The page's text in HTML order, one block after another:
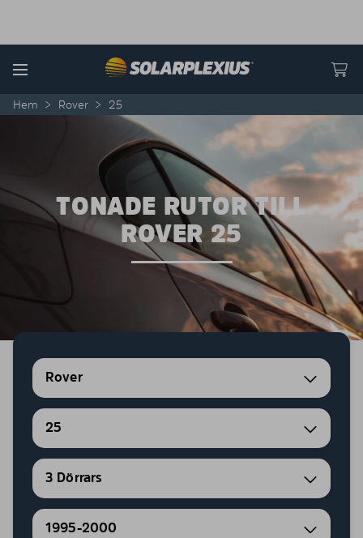
Menu
Hem > Rover > 25
TONADE RUTOR TILL
ROVER 25
Rover
25
3 Dörrars
1995-2000